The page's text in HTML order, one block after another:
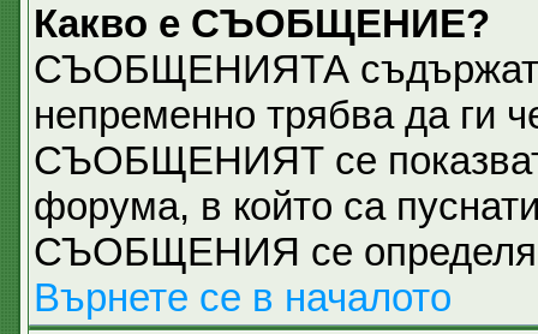
Какво е СЪОБЩЕНИЕ?
СЪОБЩЕНИЯТА съдържат
непременно трябва да ги
СЪОБЩЕНИЯТ се показват
форума, в който са
СЪОБЩЕНИЯ се определя
Върнете се в началото